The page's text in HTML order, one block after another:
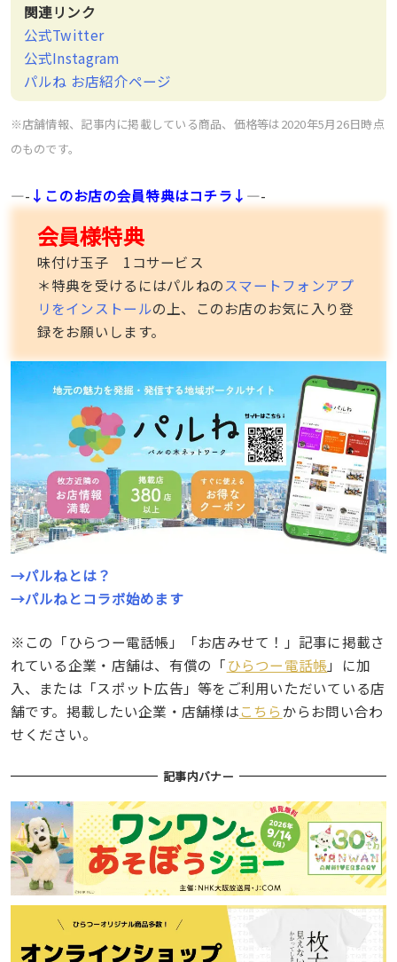
関連リンク
公式Twitter
公式Instagram
パルね お店紹介ページ
※店舗情報、記事内に掲載している商品、価格等は2020年5月26日時点
のものです。
—- ↓このお店の会員特典はコチラ↓ —-
会員様特典
味付け玉子 1コサービス
＊特典を受けるにはパルねのスマートフォンアプ
リをインストールの上、このお店のお気に入り登
録をお願いします。
→パルねとは？
→パルねとコラボ始めます
※この「ひらつー電話帳」「お店みせて！」記事に掲載さ
れている企業・店舗は、有償の「ひらつー電話帳」に加
入、または「スポット広告」等をご利用いただいている店
舗です。掲載したい企業・店舗様はこちら からお問い合わ
せください。
記事内バナー